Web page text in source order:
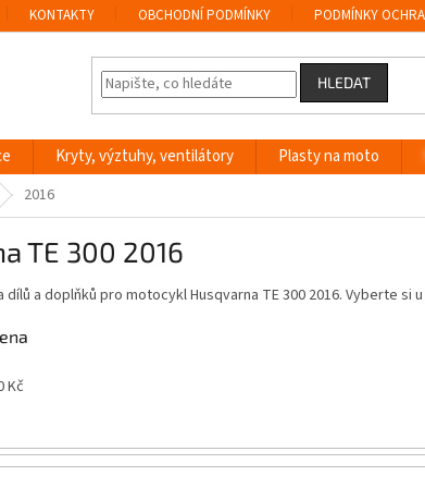
KONTAKTY OBCHODNÍ PODMÍNKY PODMÍNKY
HLEDAT
Kryty, výztuhy, ventilátory Plasty na moto
2016
TE 300 2016
a doplňků pro motocykl Husqvarna TE 300 2016. Vyberte si
Kč